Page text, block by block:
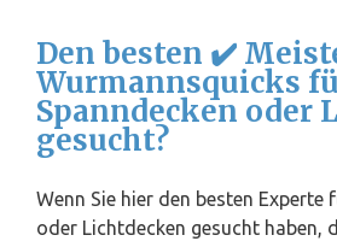
Den besten ✔️
Wurmannsquicks
Spanndecken oder
gesucht?
Wenn Sie hier den besten Experte
oder Lichtdecken gesucht haben,